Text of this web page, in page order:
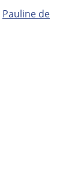
Pauline de